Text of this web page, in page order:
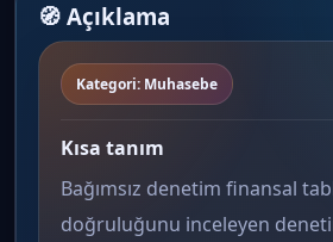
🧭 Açıklama
Kategori: Muhasebe
Kısa tanım
Bağımsız denetim finansal
doğruluğunu inceleyen